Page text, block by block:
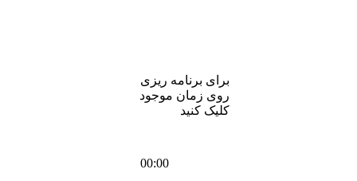
برای برنامه ریزی
روی زمان موجود
کلیک کنید
00:00